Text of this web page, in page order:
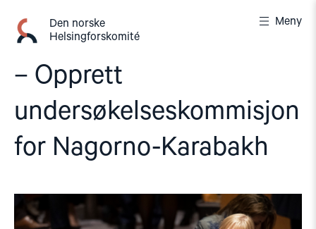
innhold
Den norske
Helsingforskomité
Meny
– Opprett
undersøkelseskommisjon
for Nagorno-Karabakh